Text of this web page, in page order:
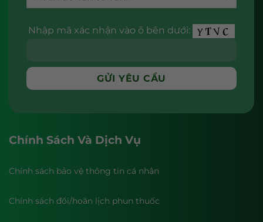
Nhập mã xác nhận vào ô bên dưới:
Chính Sách Và Dịch Vụ
Chính sách bảo vệ thông tin cá nhân
Chính sách đổi/hoãn lịch phun thuốc